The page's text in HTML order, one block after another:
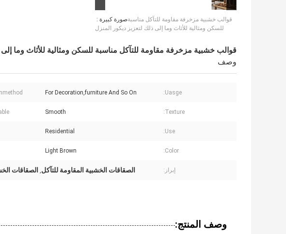
صورة كبيرة :قوالب خشبية مزخرفة مقاومة للتآكل مناسبة
للسكن ومثالية للأثاث وما إلى ذلك لتعزيز ديكور المنزل
قوالب خشبية مزخرفة مقاومة للتآكل مناسبة للسكن ومثالية للأثاث وما إلى
وصف
Uasge:
For Decoration,furniture And So On
Texture:
Smooth
Use:
Residential
Color:
Light Brown
إبراز: الصقاقات الخشبية المقاومة للتآكل, الصقاقات
وصف المنتج: